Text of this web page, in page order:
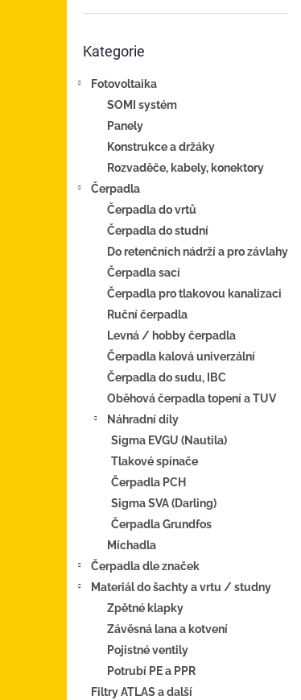
kategorie
Kategorie
Fotovoltaika
SOMI systém
Panely
Konstrukce a držáky
Rozvaděče, kabely, konektory
Čerpadla
Čerpadla do vrtů
Čerpadla do studní
Do retenčních nádrží a pro závlahy
Čerpadla sací
Čerpadla pro tlakovou kanalizaci
Ruční čerpadla
Levná / hobby čerpadla
Čerpadla kalová univerzální
Čerpadla do sudu, IBC
Oběhová čerpadla topení a TUV
Náhradní díly
Sigma EVGU (Nautila)
Tlakové spínače
Čerpadla PCH
Sigma SVA (Darling)
Čerpadla Grundfos
Míchadla
Čerpadla dle značek
Materiál do šachty a vrtu / studny
Zpětné klapky
Závěsná lana a kotvení
Pojistné ventily
Potrubí PE a PPR
Filtry ATLAS a další